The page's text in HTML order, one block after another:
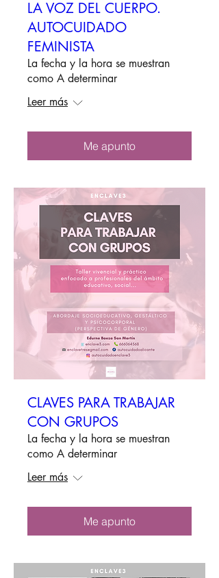
LA VOZ DEL CUERPO.
AUTOCUIDADO
FEMINISTA
La fecha y la hora se muestran
como A determinar
Leer más
Me apunto
CLAVES PARA TRABAJAR
CON GRUPOS
La fecha y la hora se muestran
como A determinar
Leer más
Me apunto